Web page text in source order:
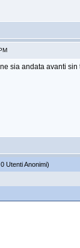
sia andata avanti
Utenti Anonimi)